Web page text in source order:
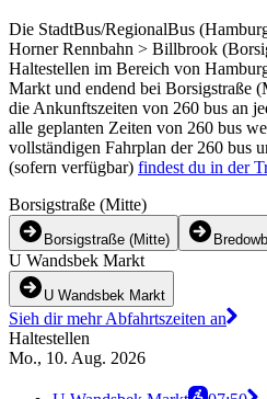
Die StadtBus/RegionalBus
Horner Rennbahn > Billbrook
Haltestellen im Bereich von
Markt und endend bei Borsigstraße
die Ankunftszeiten von 260 bus an
alle geplanten Zeiten von 260 bus
vollständigen Fahrplan der 260 bus
(sofern verfügbar) findest du in der
Borsigstraße (Mitte)
Borsigstraße (Mitte)
U Wandsbek Markt
U Wandsbek Markt
Sieh dir mehr Abfahrtszeiten an
Haltestellen
Mo., 10. Aug. 2026